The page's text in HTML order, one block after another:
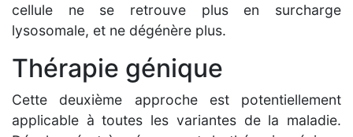
cellule ne se retrouve plus en surcharge
lysosomale, et ne dégénère plus.
Thérapie génique
Cette deuxième approche est potentiellement
applicable à toutes les variantes de la maladie.